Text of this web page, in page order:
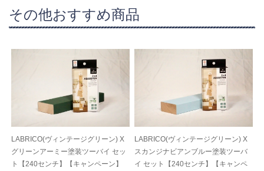
その他おすすめ商品
LABRICO(ヴィンテージグリーン) X
グリーンアーミー塗装ツーバイ セッ
ト【240センチ】【キャンペーン】
LABRICO(ヴィンテージグリーン) X
スカンジナビアンブルー塗装ツーバ
イ セット【240センチ】【キャンペ